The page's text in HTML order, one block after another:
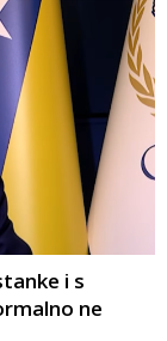
i s
ne